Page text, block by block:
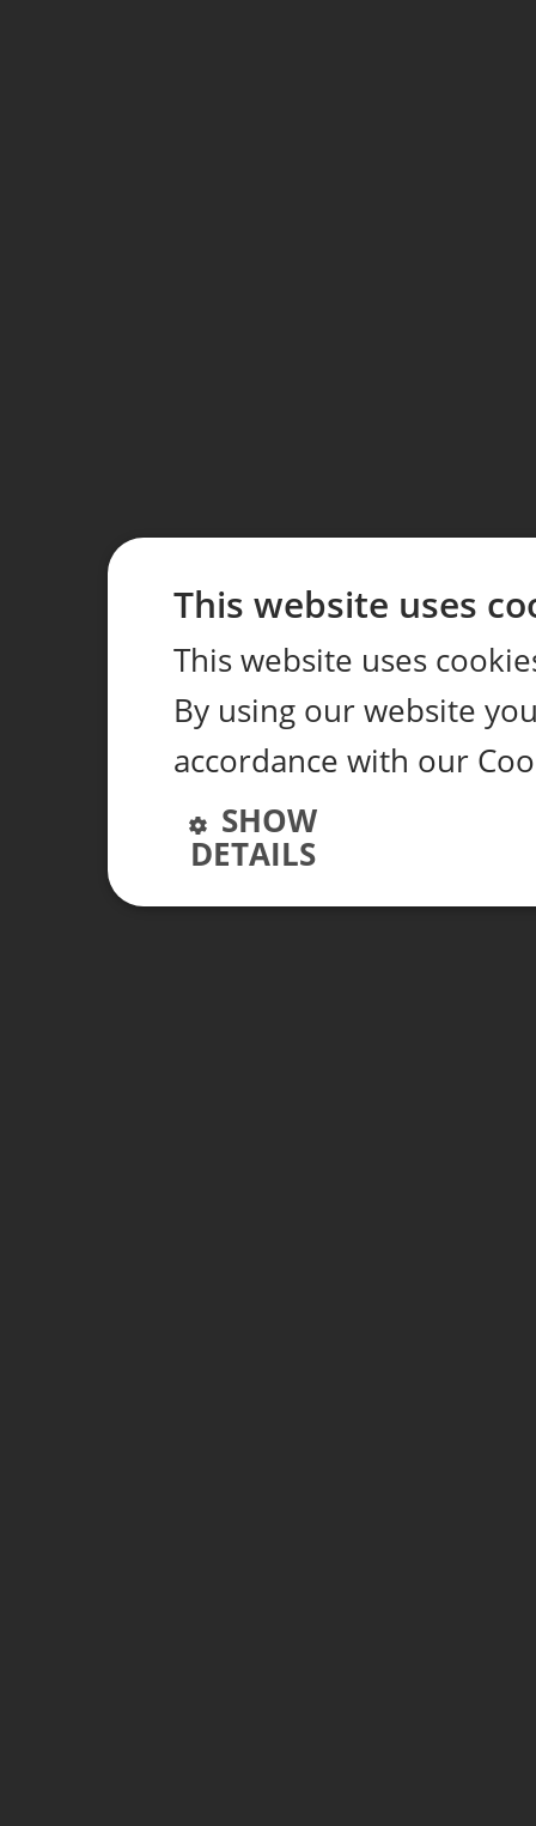
This website uses
This website uses
By using our website
accordance with our
SHOW
DETAILS